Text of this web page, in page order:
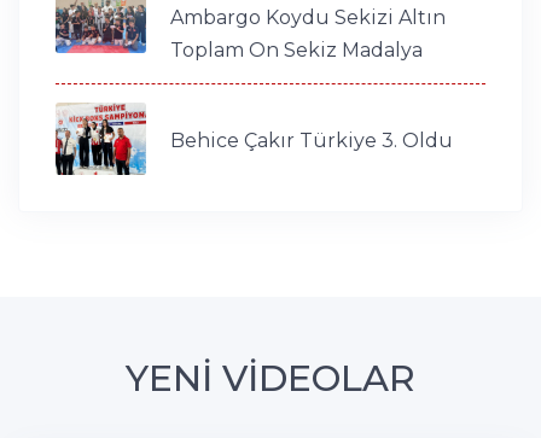
Ambargo Koydu Sekizi Altın
Toplam On Sekiz Madalya
Behice Çakır Türkiye 3. Oldu
YENİ VİDEOLAR